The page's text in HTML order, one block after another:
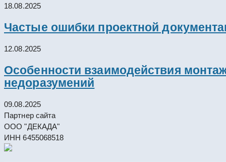
18.08.2025
Частые ошибки проектной
12.08.2025
Особенности взаимодействия
недоразумений
09.08.2025
Партнер сайта
ООО "ДЕКАДА"
ИНН 6455068518